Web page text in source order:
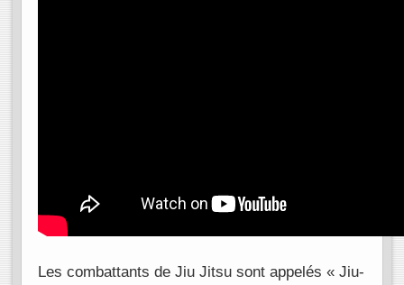
Les combattants de Jiu Jitsu sont appelés « Jiu-